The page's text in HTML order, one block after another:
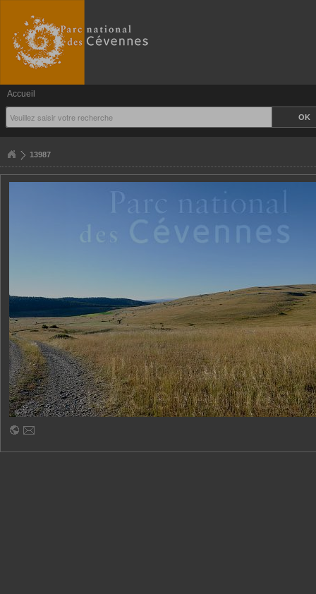
Accueil
13987